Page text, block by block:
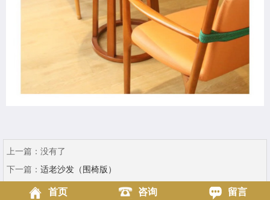
上一篇： 没有了
下一篇： 适老沙发（围椅版）
首页 咨询 留言